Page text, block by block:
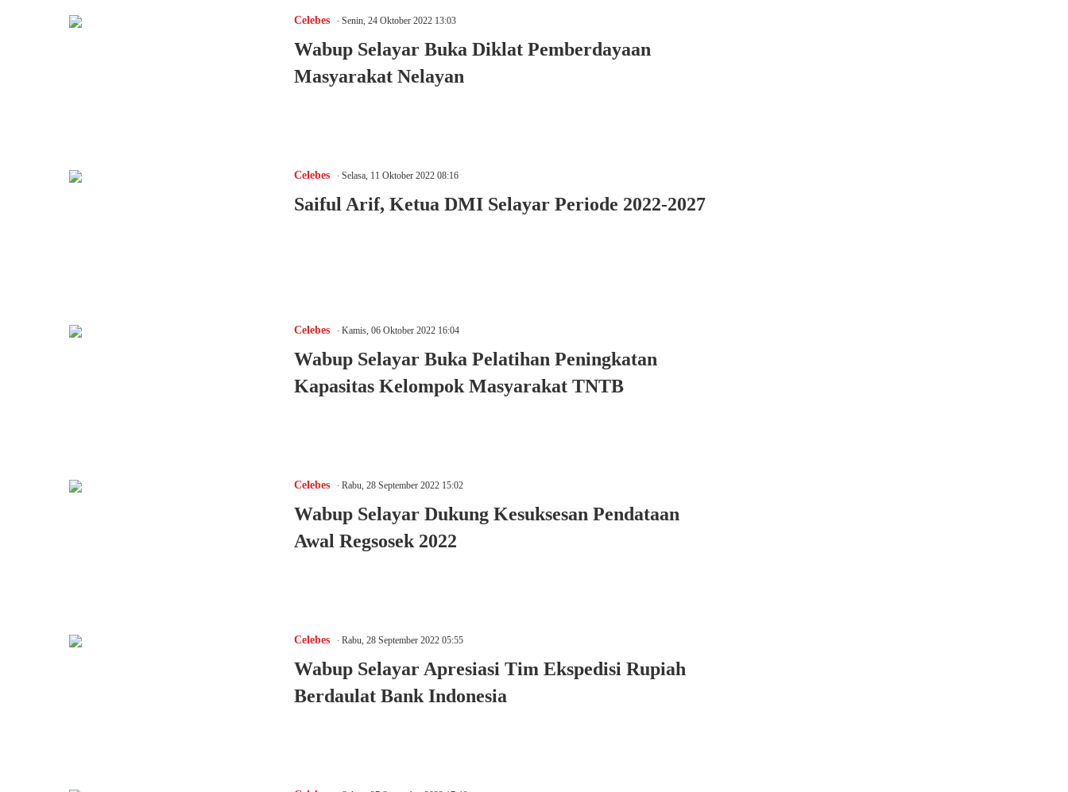
Celebes . Senin, 24 Oktober 2022 13:03
Wabup Selayar Buka Diklat Pemberdayaan
Masyarakat Nelayan
Celebes . Selasa, 11 Oktober 2022 08:16
Saiful Arif, Ketua DMI Selayar Periode 2022-2027
Celebes . Kamis, 06 Oktober 2022 16:04
Wabup Selayar Buka Pelatihan Peningkatan
Kapasitas Kelompok Masyarakat TNTB
Celebes . Rabu, 28 September 2022 15:02
Wabup Selayar Dukung Kesuksesan Pendataan
Awal Regsosek 2022
Celebes . Rabu, 28 September 2022 05:55
Wabup Selayar Apresiasi Tim Ekspedisi Rupiah
Berdaulat Bank Indonesia